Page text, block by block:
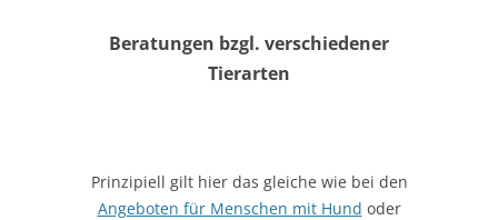
Beratungen bzgl. verschiedener
Tierarten
Prinzipiell gilt hier das gleiche wie bei den
Angeboten für Menschen mit Hund oder